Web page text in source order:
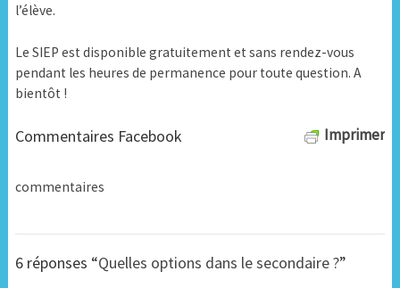
l’élève.
Le SIEP est disponible gratuitement et sans rendez-vous
pendant les heures de permanence pour toute question. A
bientôt !
Imprimer
Commentaires Facebook
commentaires
6 réponses “Quelles options dans le secondaire ?”